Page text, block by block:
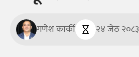
गणेश कार्की २४ जेठ २०८३